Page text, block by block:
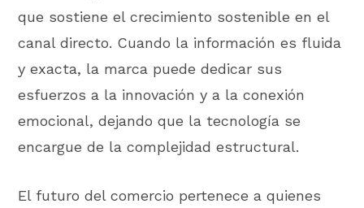
que sostiene el crecimiento sostenible en el
canal directo. Cuando la información es fluida
y exacta, la marca puede dedicar sus
esfuerzos a la innovación y a la conexión
emocional, dejando que la tecnología se
encargue de la complejidad estructural.
El futuro del comercio pertenece a quienes